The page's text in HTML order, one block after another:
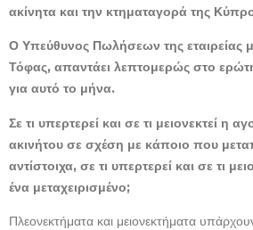
ακίνητα και την κτηματαγορά της
Ο Υπεύθυνος Πωλήσεων της εταιρείας
Τόφας, απαντάει λεπτομερώς στο
για αυτό το μήνα.
Σε τι υπερτερεί και σε τι μειονεκτεί η
ακινήτου σε σχέση με κάποιο που
αντίστοιχα, σε τι υπερτερεί και σε τι
ένα μεταχειρισμένο;
Πλεονεκτήματα και μειονεκτήματα